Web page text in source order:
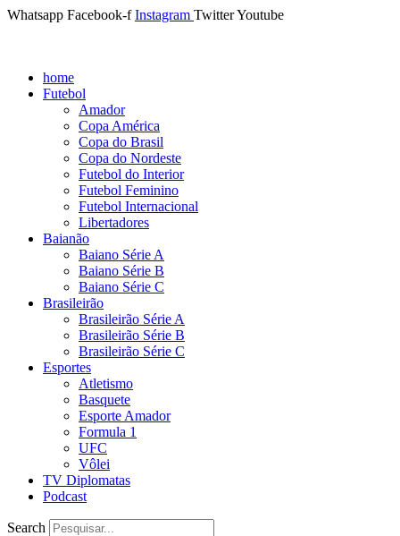
Whatsapp Facebook-f Instagram TwitterYoutube
home
Futebol
Amador
Copa América
Copa do Brasil
Copa do Nordeste
Futebol do Interior
Futebol Feminino
Futebol Internacional
Libertadores
Baianão
Baiano Série A
Baiano Série B
Baiano Série C
Brasileirão
Brasileirão Série A
Brasileirão Série B
Brasileirão Série C
Esportes
Atletismo
Basquete
Esporte Amador
Formula 1
UFC
Vôlei
TV Diplomatas
Podcast
Search